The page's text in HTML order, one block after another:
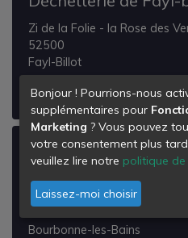
Zi de la Folie - la Rose des
52500
Fayl-Billot
Voir les détails de la
Déchetterie de
Chemin Saint Jacques - Lieu
Zi Nord
Bourbonne-les-Bains
Bonjour ! Pourrions-nous
supplémentaires pour
Marketing ? Vous pouvez
votre consentement plus
veuillez lire notre politique
Laissez-moi choisir